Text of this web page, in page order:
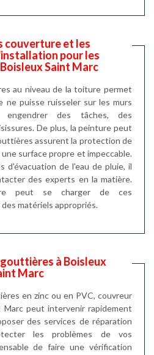
couverture et les
pour les
Saint Marc
au niveau de la toiture permet
ne puisse ruisseler sur les murs
engendrer des tâches, des
De plus, la peinture peut
assurent la protection de
surface propre et impeccable.
d'évacuation de l'eau de pluie, il
des experts en la matière.
peut se charger de ces
matériels appropriés.
à Boisleux
Marc
en zinc ou en PVC, couvreur
Marc peut intervenir rapidement
des services de réparation
les problèmes de vos
de faire une vérification